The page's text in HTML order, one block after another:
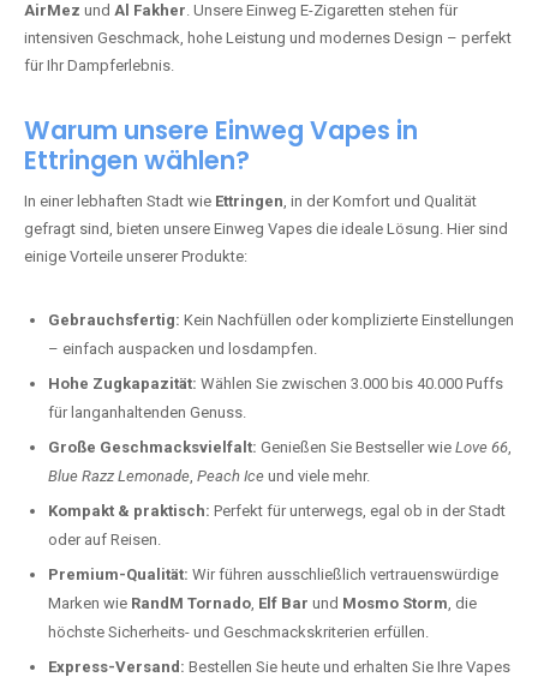
AirMez und Al Fakher. Unsere Einweg E-Zigaretten stehen für
intensiven Geschmack, hohe Leistung und modernes Design – perfekt
für Ihr Dampferlebnis.
Warum unsere Einweg Vapes in
Ettringen wählen?
In einer lebhaften Stadt wie Ettringen, in der Komfort und Qualität
gefragt sind, bieten unsere Einweg Vapes die ideale Lösung. Hier sind
einige Vorteile unserer Produkte:
Gebrauchsfertig: Kein Nachfüllen oder komplizierte Einstellungen
– einfach auspacken und losdampfen.
Hohe Zugkapazität: Wählen Sie zwischen 3.000 bis 40.000 Puffs
für langanhaltenden Genuss.
Große Geschmacksvielfalt: Genießen Sie Bestseller wie Love 66,
Blue Razz Lemonade, Peach Ice und viele mehr.
Kompakt & praktisch: Perfekt für unterwegs, egal ob in der Stadt
oder auf Reisen.
Premium-Qualität: Wir führen ausschließlich vertrauenswürdige
Marken wie RandM Tornado, Elf Bar und Mosmo Storm, die
höchste Sicherheits- und Geschmackskriterien erfüllen.
Express-Versand: Bestellen Sie heute und erhalten Sie Ihre Vapes